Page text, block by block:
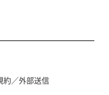
約／外部送信